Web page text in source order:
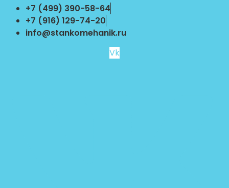
Перейти
содержимому
+7 (499) 390-58-64
+7 (916) 129-74-20
info@stankomehanik.ru
Vk